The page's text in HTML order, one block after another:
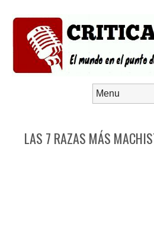
LAS 7 RAZAS MÁS